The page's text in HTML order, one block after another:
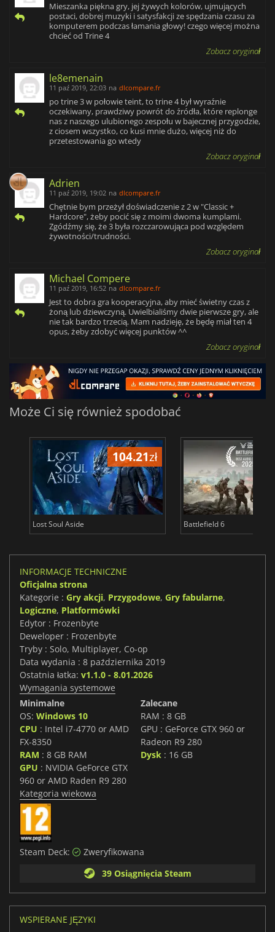
Mieszanka piękna gry, jej żywych kolorów, ujmujących
postaci, dobrej muzyki i satysfakcji ze spędzania czasu za
komputerem podczas łamania głowy! czego więcej można
chcieć od Trine 4
Zobacz oryginał
le8emenain
11 paź 2019, 22:03 na dlcompare.fr
po trine 3 w połowie teint, to trine 4 był wyraźnie
oczekiwany, prawdziwy powrót do źródła, które replonge
nas z naszego ulubionego zespołu w bajecznej przygodzie,
z ciosem wszystko, co kusi mnie dużo, więcej niż do
przetestowania go wtedy
Zobacz oryginał
Adrien
11 paź 2019, 19:02 na dlcompare.fr
Chętnie bym przeżył doświadczenie z 2 w "Classic +
Hardcore", żeby pocić się z moimi dwoma kumplami.
Zgódźmy się, że 3 była rozczarowująca pod względem
żywotności/trudności.
Zobacz oryginał
Michael Compere
11 paź 2019, 16:52 na dlcompare.fr
Jest to dobra gra kooperacyjna, aby mieć świetny czas z
żoną lub dziewczyną. Uwielbialiśmy dwie pierwsze gry, ale
nie tak bardzo trzecią. Mam nadzieję, że będę miał ten 4
opus, żeby zdobyć więcej punktów ^^
Zobacz oryginał
Może Ci się również spodobać
104.21zł
Lost Soul Aside Battlefield 6
INFORMACJE TECHNICZNE
Oficjalna strona
Kategorie : Gry akcji, Przygodowe, Gry fabularne,
Logiczne, Platformówki
Edytor : Frozenbyte
Deweloper : Frozenbyte
Tryby : Solo, Multiplayer, Co-op
Data wydania : 8 października 2019
Ostatnia łatka: v1.1.0 - 8.01.2026
Wymagania systemowe
Minimalne
OS: Windows 10
CPU : Intel i7-4770 or AMD
FX-8350
RAM : 8 GB RAM
GPU : NVIDIA GeForce GTX
960 or AMD Raden R9 280
Zalecane
RAM : 8 GB
GPU : GeForce GTX 960 or
Radeon R9 280
Dysk : 16 GB
Kategoria wiekowa
Steam Deck:
Zweryfikowana
39 Osiągnięcia Steam
WSPIERANE JĘZYKI